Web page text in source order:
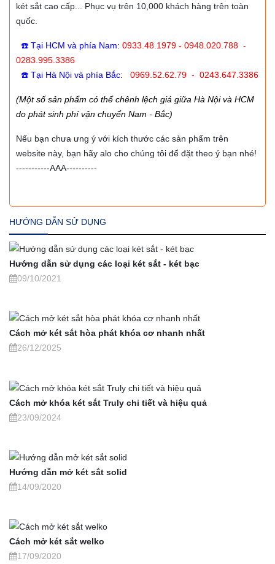
két sắt cao cấp... Phục vụ trên 10,000 khách hàng trên toàn
quốc.
☎️ Tại HCM và phía Nam: 0933.48.1979 - 0948.020.788 -
0283.995.3386
☎️ Tại Hà Nội và phía Bắc: 0969.52.62.79 - 0243.647.3386
(Một số sản phẩm có thể chênh lệch giá giữa Hà Nội và HCM
do phát sinh phí vận chuyển Nam - Bắc)
Nếu bạn chưa ưng ý với kích thước các sản phẩm trên
website này, bạn hãy alo cho chúng tôi để đặt theo ý bạn nhé!
-----------AAA----------
HƯỚNG DẪN SỬ DỤNG
Hướng dẫn sử dụng các loại két sắt - két bạc
09/10/2021
Cách mở két sắt hòa phát khóa cơ nhanh nhất
26/12/2025
Cách mở khóa két sắt Truly chi tiết và hiệu quả
23/09/2024
Hướng dẫn mở két sắt solid
14/09/2020
Cách mở két sắt welko
17/09/2020